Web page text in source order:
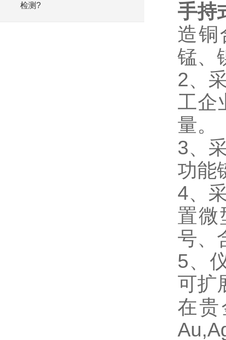
检测?
手持
造铜
锰、
2、
工企
量。
3、
功能
4、
置微
号、
5、
可扩
在